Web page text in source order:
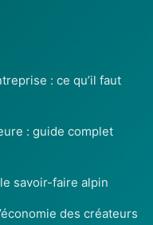
: ce qu’il faut
: guide complet
savoir-faire alpin
des créateurs